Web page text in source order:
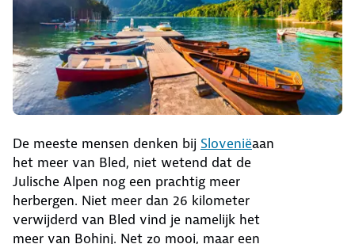
De meeste mensen denken bij Sloveniëaan
het meer van Bled, niet wetend dat de
Julische Alpen nog een prachtig meer
herbergen. Niet meer dan 26 kilometer
verwijderd van Bled vind je namelijk het
meer van Bohinj. Net zo mooi, maar een